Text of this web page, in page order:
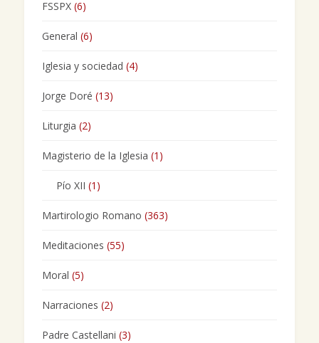
FSSPX(6)
General (6)
Iglesia y sociedad (4)
Jorge Doré (13)
Liturgia (2)
Magisterio de la Iglesia (1)
Pío XII (1)
Martirologio Romano (363)
Meditaciones (55)
Moral (5)
Narraciones (2)
Padre Castellani (3)